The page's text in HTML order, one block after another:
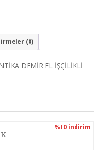
(0)
DEMİR EL İŞÇİLİKLİ
%10 indirim